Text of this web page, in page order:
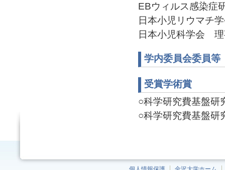
EBウィルス感染
日本小児リウマチ
日本小児科学会
学内委員会委員等
受賞学術賞
○科学研究費基盤研
○科学研究費基盤研
個人情報保護 金沢大学ホーム